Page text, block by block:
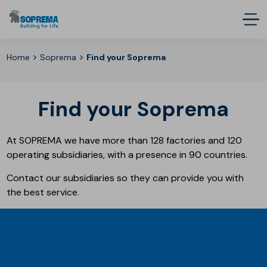
Home >Soprema > Find your Soprema
Find your Soprema
At SOPREMA we have more than 128 factories and 120
operating subsidiaries, with a presence in 90 countries.
Contact our subsidiaries so they can provide you with
the best service.